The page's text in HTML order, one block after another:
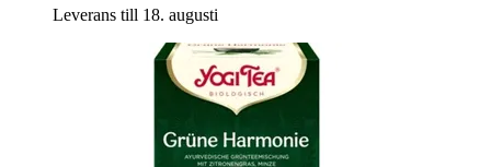
Leverans till 18. augusti